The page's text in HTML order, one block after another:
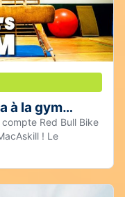
à la gym…
Red Bull Bike
! Le